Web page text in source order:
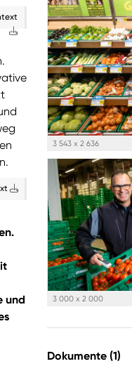
und
3 543 x 2 636
3 000 x 2 000
Dokumente (1)